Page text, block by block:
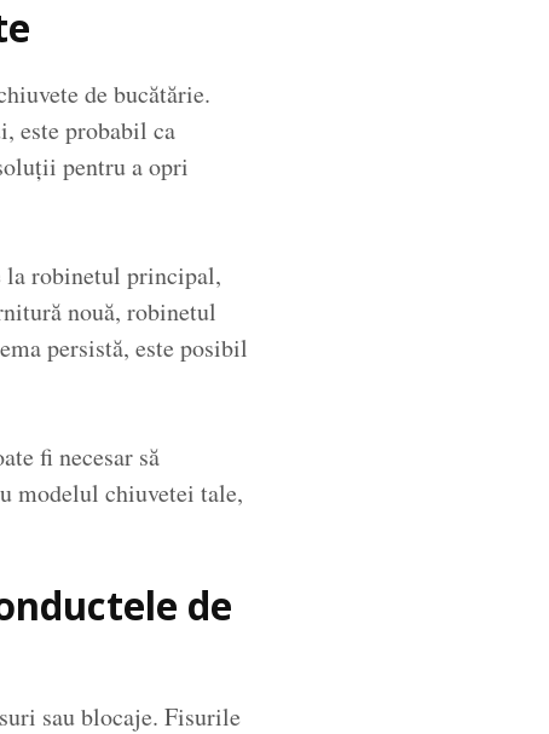
de bucătărie.
este probabil ca
pentru a opri
la robinetul principal,
nouă, robinetul
persistă, este posibil
fi necesar să
modelul chiuvetei tale,
de
sau blocaje. Fisurile